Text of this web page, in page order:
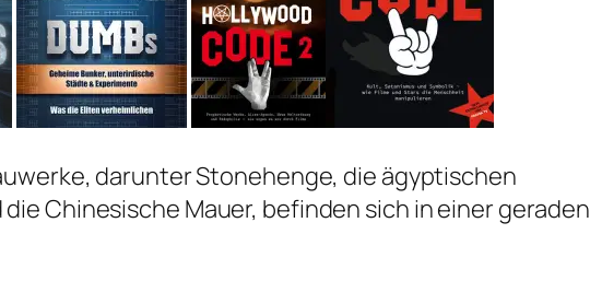
darunter Stonehenge, die ägyptischen
die Chinesische Mauer, befinden sich in einer geraden